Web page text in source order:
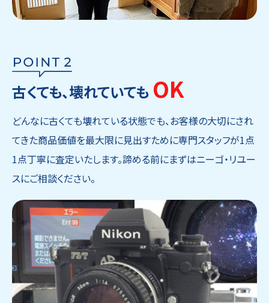
古くても、壊れていても OK
どんなに古くても壊れている状態でも、お客様の大切にされ
てきた商品価値を最大限に見出すために専門スタッフが1点
1点丁寧に査定いたします。諦める前にまずはニーゴ・リユー
スにご相談ください。